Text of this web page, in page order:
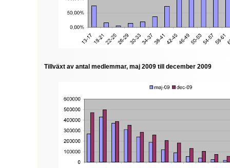
Tillväxt av antal medlemmar, maj 2009 till december 2009